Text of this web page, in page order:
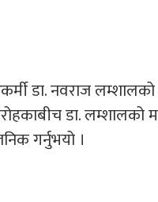
डा. नवराज लम्शालको
डा. लम्शालको
गर्नुभयो ।